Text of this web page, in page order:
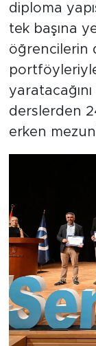
diploma
tek başına
öğrencilerin
derslerden
erken